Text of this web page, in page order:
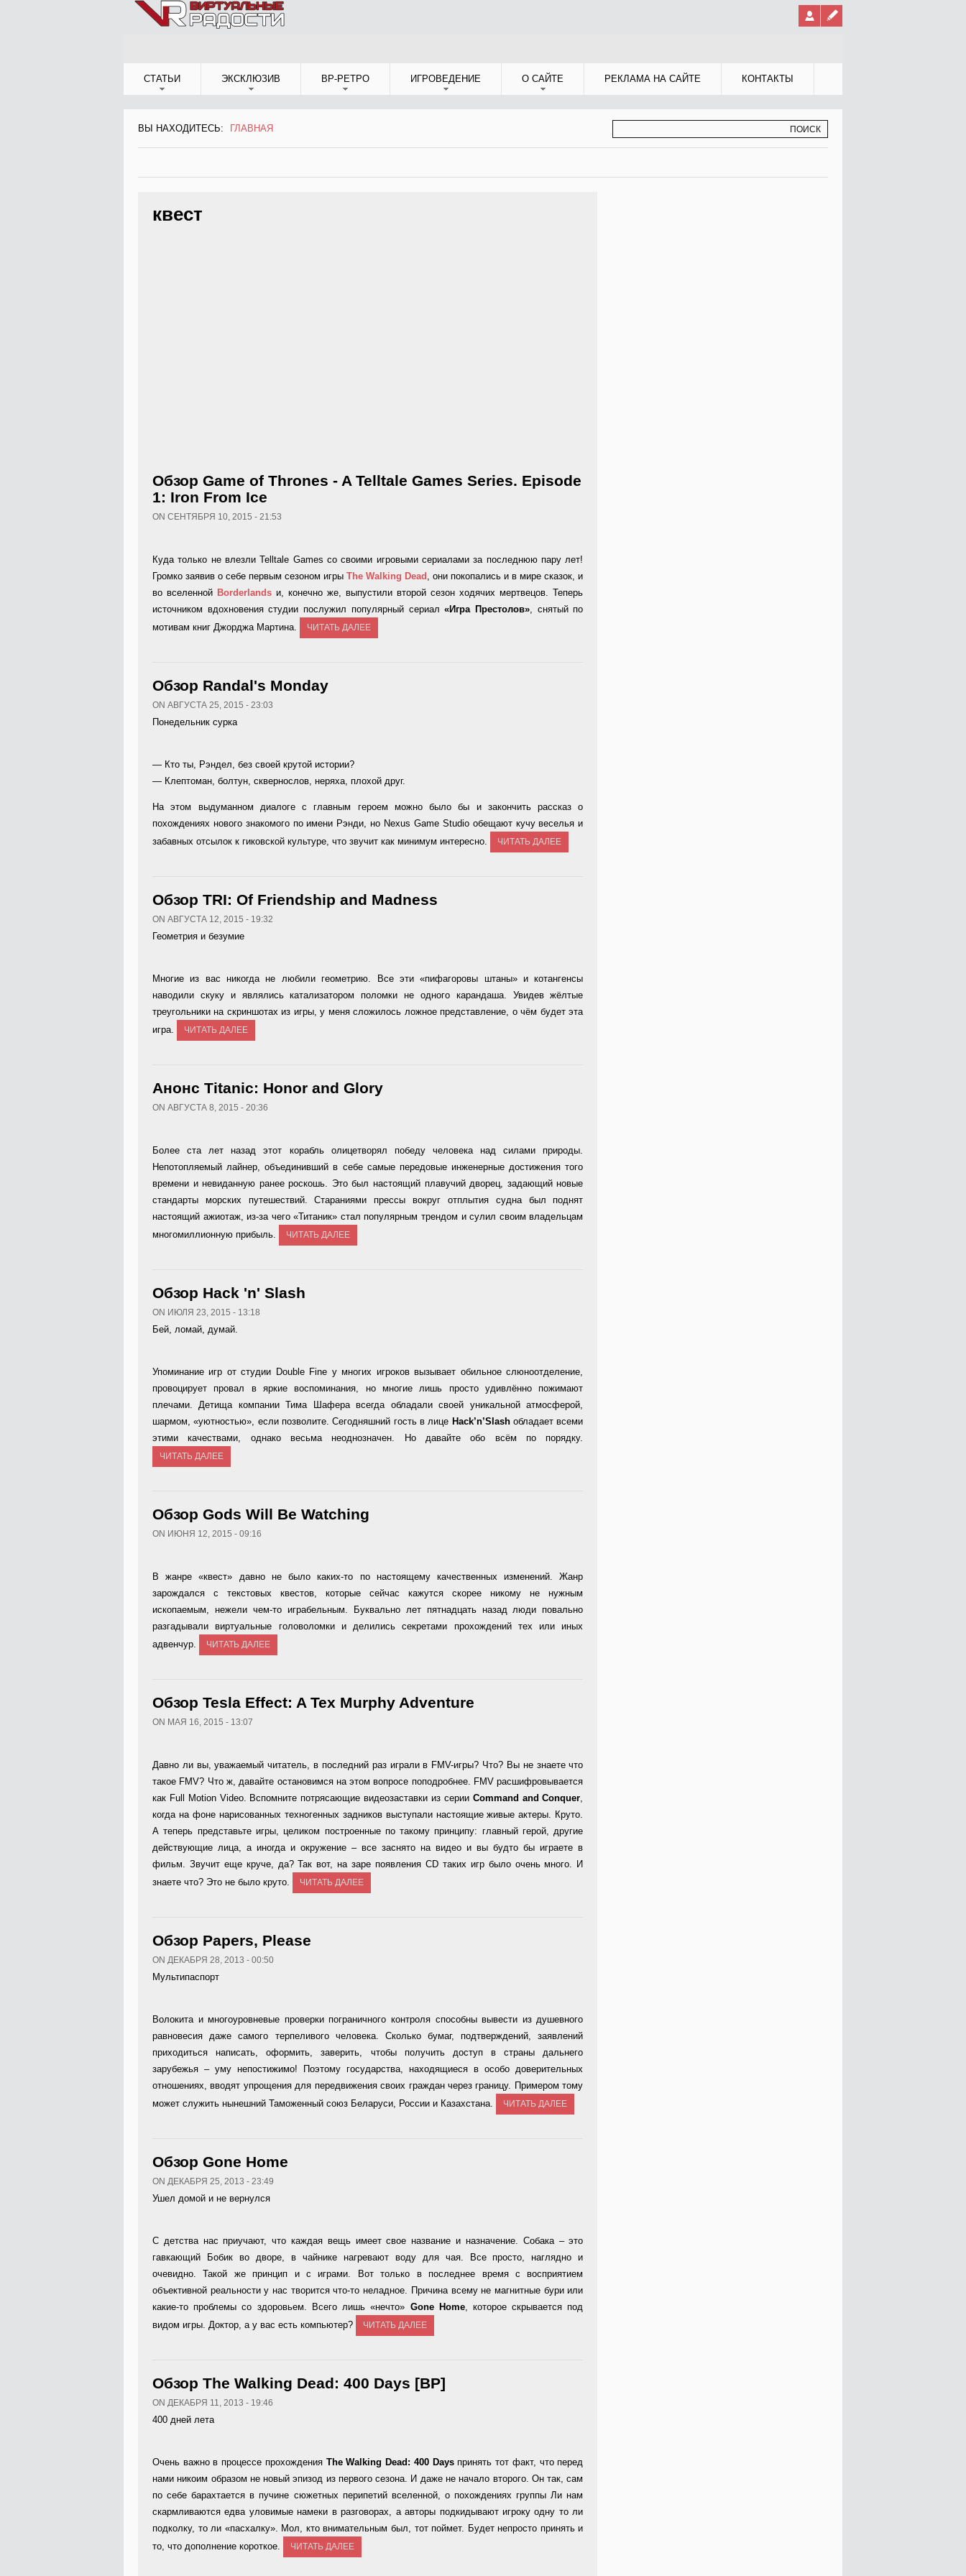
СТАТЬИ ЭКСКЛЮЗИВ ВР-РЕТРО ИГРОВЕДЕНИЕ О САЙТЕ РЕКЛАМА НА САЙТЕ КОНТАКТЫ
ВЫ НАХОДИТЕСЬ:
ВЫ НАХОДИТЕСЬ
ГЛАВНАЯ
квест
Обзор Game of Thrones - A Telltale Games Series. Episode
1: Iron From Ice
ON СЕНТЯБРЯ 10, 2015 - 21:53
Куда только не влезли Telltale Games со своими игровыми сериалами за последнюю пару лет!
Громко заявив о себе первым сезоном игрыThe Walking Dead , они покопались и в мире сказок, и
во вселенной Borderlands и, конечно же, выпустили второй сезон ходячих мертвецов. Теперь
источником вдохновения студии послужил популярный сериал«Игра Престолов», снятый по
мотивам книг Джорджа Мартина.
ЧИТАТЬ ДАЛЕЕ
Обзор Randal's Monday
ON АВГУСТА 25, 2015 - 23:03
Понедельник сурка
— Кто ты, Рэндел, без своей крутой истории?
— Клептоман, болтун, сквернослов, неряха, плохой друг.
На этом выдуманном диалоге с главным героем можно было бы и закончить рассказ о
похождениях нового знакомого по имени Рэнди, но Nexus Game Studio обещают кучу веселья и
забавных отсылок к гиковской культуре, что звучит как минимум интересно.
ЧИТАТЬ ДАЛЕЕ
Обзор TRI: Of Friendship and Madness
ON АВГУСТА 12, 2015 - 19:32
Геометрия и безумие
Многие из вас никогда не любили геометрию. Все эти «пифагоровы штаны» и котангенсы
наводили скуку и являлись катализатором поломки не одного карандаша. Увидев жёлтые
треугольники на скриншотах из игры, у меня сложилось ложное представление, о чём будет эта
игра.
ЧИТАТЬ ДАЛЕЕ
Анонс Titanic: Honor and Glory
ON АВГУСТА 8, 2015 - 20:36
Более ста лет назад этот корабль олицетворял победу человека над силами природы.
Непотопляемый лайнер, объединивший в себе самые передовые инженерные достижения того
времени и невиданную ранее роскошь. Это был настоящий плавучий дворец, задающий новые
стандарты морских путешествий. Стараниями прессы вокруг отплытия судна был поднят
настоящий ажиотаж, из-за чего «Титаник» стал популярным трендом и сулил своим владельцам
многомиллионную прибыль.
ЧИТАТЬ ДАЛЕЕ
Обзор Hack 'n' Slash
ON ИЮЛЯ 23, 2015 - 13:18
Бей, ломай, думай.
Упоминание игр от студии Double Fine у многих игроков вызывает обильное слюноотделение,
провоцирует провал в яркие воспоминания, но многие лишь просто удивлённо пожимают
плечами. Детища компании Тима Шафера всегда обладали своей уникальной атмосферой,
шармом, «уютностью», если позволите. Сегодняшний гость в лице Hack’n’Slashобладает всеми
этими качествами, однако весьма неоднозначен. Но давайте обо всём по порядку.
ЧИТАТЬ ДАЛЕЕ
Обзор Gods Will Be Watching
ON ИЮНЯ 12, 2015 - 09:16
В жанре «квест» давно не было каких-то по настоящему качественных изменений. Жанр
зарождался с текстовых квестов, которые сейчас кажутся скорее никому не нужным
ископаемым, нежели чем-то играбельным. Буквально лет пятнадцать назад люди повально
разгадывали виртуальные головоломки и делились секретами прохождений тех или иных
адвенчур.
ЧИТАТЬ ДАЛЕЕ
Обзор Tesla Effect: A Tex Murphy Adventure
ON МАЯ 16, 2015 - 13:07
Давно ли вы, уважаемый читатель, в последний раз играли в FMV-игры? Что? Вы не знаете что
такое FMV? Что ж, давайте остановимся на этом вопросе поподробнее. FMV расшифровывается
как Full Motion Video. Вспомните потрясающие видеозаставки из серии Command and Conquer,
когда на фоне нарисованных техногенных задников выступали настоящие живые актеры. Круто.
А теперь представьте игры, целиком построенные по такому принципу: главный герой, другие
действующие лица, а иногда и окружение – все заснято на видео и вы будто бы играете в
фильм. Звучит еще круче, да? Так вот, на заре появления CD таких игр было очень много. И
знаете что? Это не было круто.
ЧИТАТЬ ДАЛЕЕ
Обзор Papers, Please
ON ДЕКАБРЯ 28, 2013 - 00:50
Мультипаспорт
Волокита и многоуровневые проверки пограничного контроля способны вывести из душевного
равновесия даже самого терпеливого человека. Сколько бумаг, подтверждений, заявлений
приходиться написать, оформить, заверить, чтобы получить доступ в страны дальнего
зарубежья – уму непостижимо! Поэтому государства, находящиеся в особо доверительных
отношениях, вводят упрощения для передвижения своих граждан через границу. Примером тому
может служить нынешний Таможенный союз Беларуси, России и Казахстана.
ЧИТАТЬ ДАЛЕЕ
Обзор Gone Home
ON ДЕКАБРЯ 25, 2013 - 23:49
Ушел домой и не вернулся
С детства нас приучают, что каждая вещь имеет свое название и назначение. Собака – это
гавкающий Бобик во дворе, в чайнике нагревают воду для чая. Все просто, наглядно и
очевидно. Такой же принцип и с играми. Вот только в последнее время с восприятием
объективной реальности у нас творится что-то неладное. Причина всему не магнитные бури или
какие-то проблемы со здоровьем. Всего лишь «нечто» Gone Home, которое скрывается под
видом игры. Доктор, а у вас есть компьютер?
ЧИТАТЬ ДАЛЕЕ
Обзор The Walking Dead: 400 Days [ВР]
ON ДЕКАБРЯ 11, 2013 - 19:46
400 дней лета
Очень важно в процессе прохождения The Walking Dead: 400 Daysпринять тот факт, что перед
нами никоим образом не новый эпизод из первого сезона. И даже не начало второго. Он так, сам
по себе барахтается в пучине сюжетных перипетий вселенной, о похождениях группы Ли нам
скармливаются едва уловимые намеки в разговорах, а авторы подкидывают игроку одну то ли
подколку, то ли «пасхалку». Мол, кто внимательным был, тот поймет. Будет непросто принять и
то, что дополнение короткое.
ЧИТАТЬ ДАЛЕЕ